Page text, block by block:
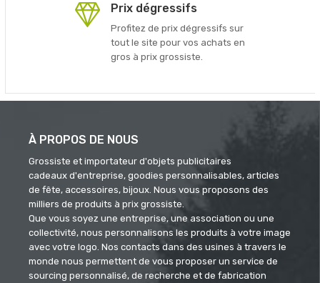
Prix dégressifs
Profitez de prix dégressifs sur
tout le site pour vos achats en
gros à prix grossiste.
À PROPOS DE NOUS
Grossiste et importateur d'objets publicitaires
cadeaux d'entreprise, goodies personnalisables, articles
de fête, accessoires, bijoux. Nous vous proposons des
milliers de produits à prix grossiste.
Que vous soyez une entreprise, une association ou une
collectivité, nous personnalisons les produits à votre image
avec votre logo. Nos contacts dans des usines à travers le
monde nous permettent de vous proposer un service de
sourcing personnalisé, de recherche et de fabrication